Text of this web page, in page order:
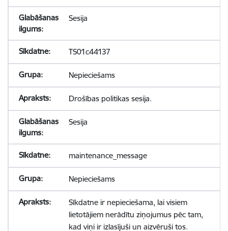
Sesija
TS01c44137
Nepieciešams
Drošības politikas sesija.
Sesija
maintenance_message
Nepieciešams
Sīkdatne ir nepieciešama, lai visiem
lietotājiem nerādītu ziņojumus pēc tam,
kad viņi ir izlasījuši un aizvēruši tos.